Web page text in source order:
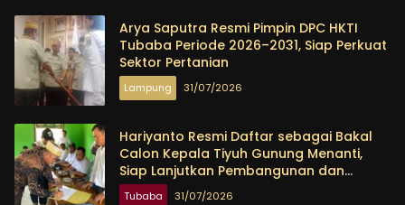
Arya Saputra Resmi Pimpin DPC HKTI
Tubaba Periode 2026–2031, Siap Perkuat
Sektor Pertanian
Lampung 31/07/2026
Hariyanto Resmi Daftar sebagai Bakal
Calon Kepala Tiyuh Gunung Menanti,
Siap Lanjutkan Pembangunan dan
Tingkatkan Kesejahteraan Warga
Tubaba 31/07/2026